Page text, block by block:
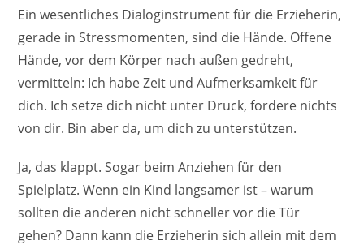
Ein wesentliches Dialoginstrument für die Erzieherin,
gerade in Stressmomenten, sind die Hände. Offene
Hände, vor dem Körper nach außen gedreht,
vermitteln: Ich habe Zeit und Aufmerksamkeit für
dich. Ich setze dich nicht unter Druck, fordere nichts
von dir. Bin aber da, um dich zu unterstützen.
Ja, das klappt. Sogar beim Anziehen für den
Spielplatz. Wenn ein Kind langsamer ist – warum
sollten die anderen nicht schneller vor die Tür
gehen? Dann kann die Erzieherin sich allein mit dem